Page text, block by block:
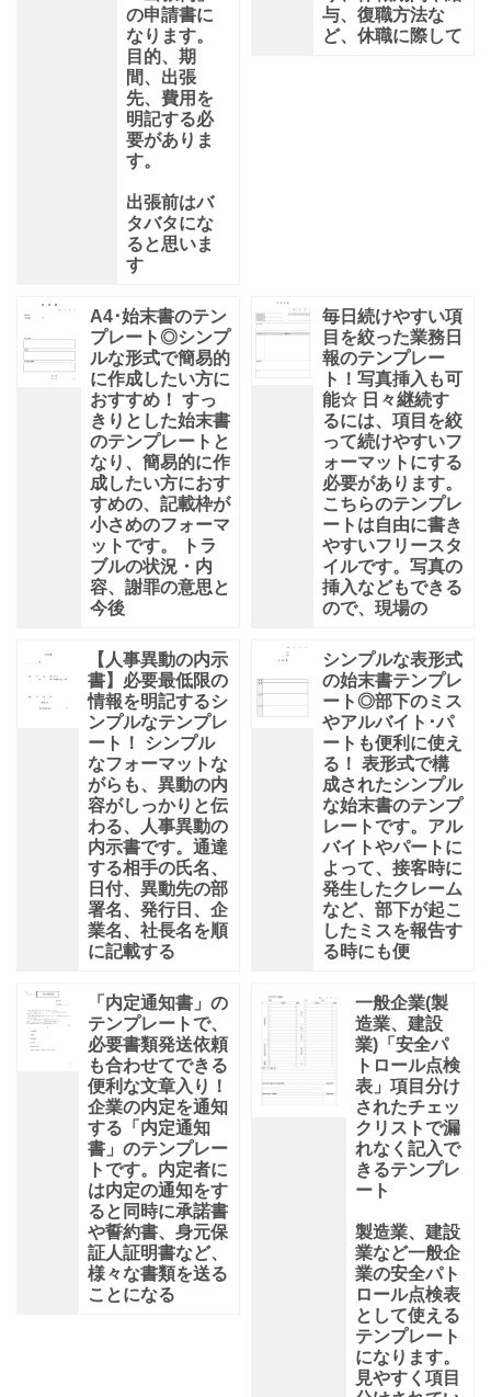
の申請書に
なります。
目的、期
間、出張
先、費用を
明記する必
要がありま
す。
出張前はバ
タバタにな
ると思いま
す
与、復職方法な
ど、休職に際して
A4･始末書のテン
プレート◎シンプ
ルな形式で簡易的
に作成したい方に
おすすめ！ すっ
きりとした始末書
のテンプレートと
なり、簡易的に作
成したい方におす
すめの、記載枠が
小さめのフォーマ
ットです。 トラ
ブルの状況・内
容、謝罪の意思と
今後
毎日続けやすい項
目を絞った業務日
報のテンプレー
ト！写真挿入も可
能☆ 日々継続す
るには、項目を絞
って続けやすいフ
ォーマットにする
必要があります。
こちらのテンプレ
ートは自由に書き
やすいフリースタ
イルです。写真の
挿入などもできる
ので、現場の
【人事異動の内示
書】必要最低限の
情報を明記するシ
ンプルなテンプレ
ート！ シンプル
なフォーマットな
がらも、異動の内
容がしっかりと伝
わる、人事異動の
内示書です。通達
する相手の氏名、
日付、異動先の部
署名、発行日、企
業名、社長名を順
に記載する
シンプルな表形式
の始末書テンプレ
ート◎部下のミス
やアルバイト･パ
ートも便利に使え
る！ 表形式で構
成されたシンプル
な始末書のテンプ
レートです。アル
バイトやパートに
よって、接客時に
発生したクレーム
など、部下が起こ
したミスを報告す
る時にも便
「内定通知書」の
テンプレートで、
必要書類発送依頼
も合わせてできる
便利な文章入り！
企業の内定を通知
する「内定通知
書」のテンプレー
トです。内定者に
は内定の通知をす
ると同時に承諾書
や誓約書、身元保
証人証明書など、
様々な書類を送る
ことになる
一般企業(製
造業、建設
業)「安全パ
トロール点検
表」項目分け
されたチェッ
クリストで漏
れなく記入で
きるテンプレ
ート
製造業、建設
業など一般企
業の安全パト
ロール点検表
として使える
テンプレート
になります。
見やすく項目